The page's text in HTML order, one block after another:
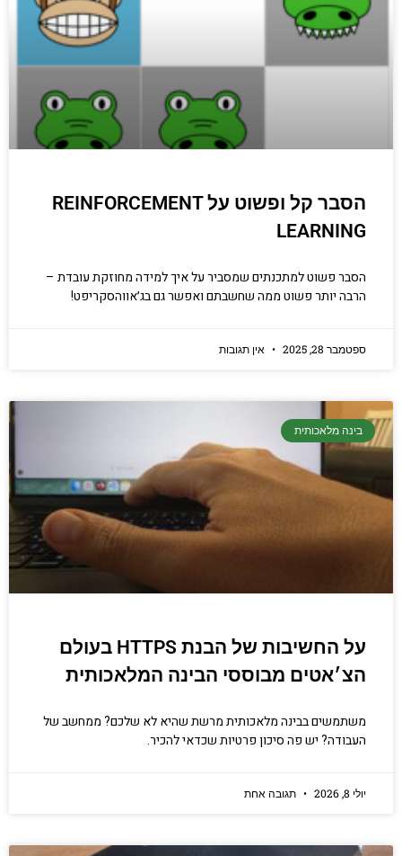
הכנסו עכשיו
הסבר קל ופשוט על REINFORCEMENT
LEARNING
הסבר פשוט למתכנתים שמסביר על איך למידה מחוזקת עובדת –
הרבה יותר פשוט ממה שחשבתם ואפשר גם בג׳אווהסקריפט!
ספטמבר 28, 2025 אין תגובות
בינה מלאכותית
על החשיבות של הבנת HTTPS בעולם
הצ׳אטים מבוססי הבינה המלאכותית
משתמשים בבינה מלאכותית מרשת שהיא לא שלכם? ממחשב של
העבודה? יש פה סיכון פרטיות שכדאי להכיר.
יולי 8, 2026 תגובה אחת